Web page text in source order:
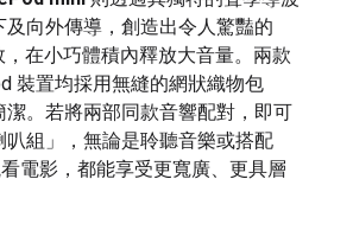
及向外傳導，創造出令人驚豔的
在小巧體積內釋放大音量。兩款
裝置均採用無縫的網狀織物包
潔。若將兩部同款音響配對，即可
叭組」，無論是聆聽音樂或搭配
電影，都能享受更寬廣、更具層